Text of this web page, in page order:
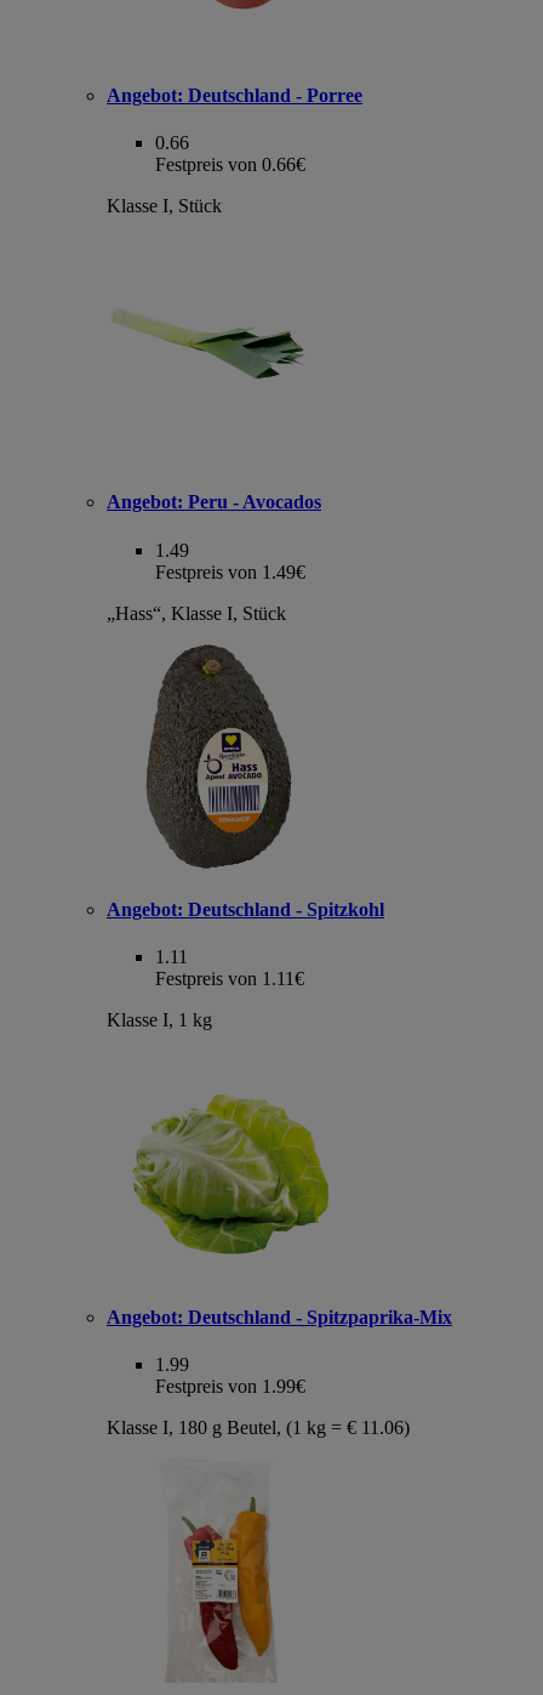
Angebot: Deutschland - Porree
0.66
Festpreis von 0.66€
Klasse I, Stück
Angebot: Peru - Avocados
1.49
Festpreis von 1.49€
„Hass“, Klasse I, Stück
Angebot: Deutschland - Spitzkohl
1.11
Festpreis von 1.11€
Klasse I, 1 kg
Angebot: Deutschland - Spitzpaprika-Mix
1.99
Festpreis von 1.99€
Klasse I, 180 g Beutel, (1 kg = € 11.06)